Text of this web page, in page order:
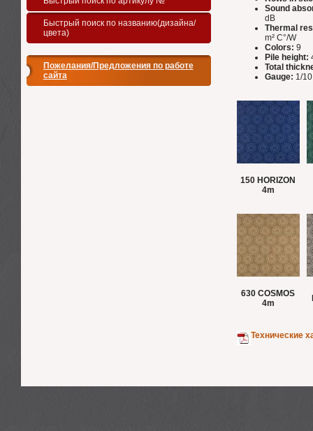
Sound
dB
Thermal
m² C°/W
Colors: 9
Pile height:
Total
Gauge: 1/10
150 HORIZON
4m
630 COSMOS
4m
Технические
Быстрый поиск по названию(дизайна/
цвета)
Пожелания/Предложения по работе
сайта